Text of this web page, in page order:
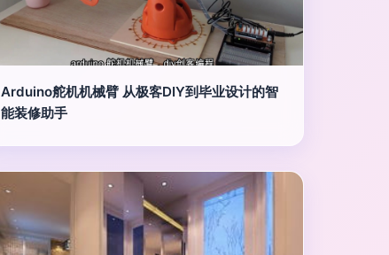
Arduino舵机机械臂 从极客DIY到毕业设计的智
能装修助手